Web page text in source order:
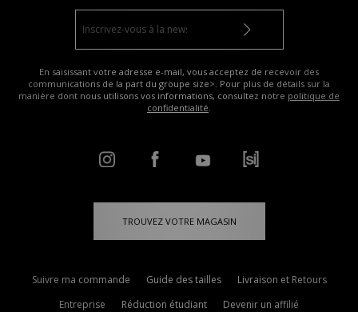
En saisissant votre adresse e-mail, vous acceptez de recevoir des
communications de la part du groupe size>. Pour plus de détails sur la
manière dont nous utilisons vos informations, consultez notre politique de
confidentialité
TROUVEZ VOTRE MAGASIN
Suivre ma commande Guide des tailles
Livraison et Retours
Entreprise
Réduction étudiant Devenir un affilié